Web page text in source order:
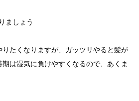
ましょう
りたくなりますが、ガッツリやると髪が
は湿気に負けやすくなるので、あくま